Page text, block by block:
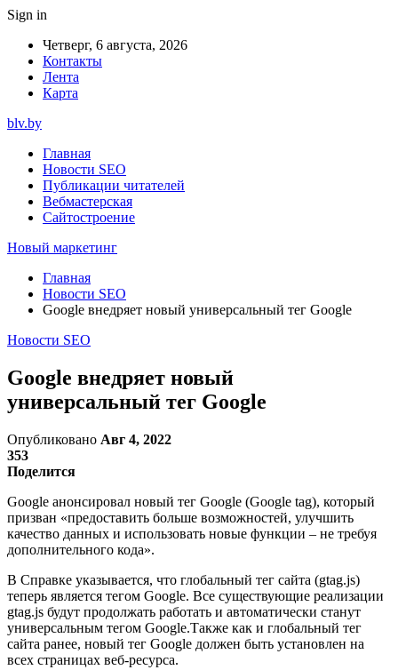
Sign in
Четверг, 6 августа, 2026
Контакты
Лента
Карта
blv.by
Главная
Новости SEO
Публикации читателей
Вебмастерская
Сайтостроение
Новый маркетинг
Главная
Новости SEO
Google внедряет новый универсальный тег Google
Новости SEO
Google внедряет новый
универсальный тег Google
Опубликовано Авг 4, 2022
353
Поделится
Google анонсировал новый тег Google (Google tag), который
призван «предоставить больше возможностей, улучшить
качество данных и использовать новые функции – не требуя
дополнительного кода».
В Справке указывается, что глобальный тег сайта (gtag.js)
теперь является тегом Google. Все существующие реализации
gtag.js будут продолжать работать и автоматически станут
универсальным тегом Google.Также как и глобальный тег
сайта ранее, новый тег Google должен быть установлен на
всех страницах веб-ресурса.